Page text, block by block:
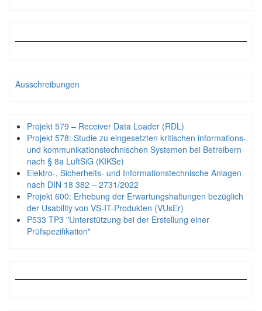
Ausschreibungen
Projekt 579 – Receiver Data Loader (RDL)
Projekt 578: Studie zu eingesetzten kritischen informations-
und kommunikationstechnischen Systemen bei Betreibern
nach § 8a LuftSiG (KIKSe)
Elektro-, Sicherheits- und Informationstechnische Anlagen
nach DIN 18 382 – 2731/2022
Projekt 600: Erhebung der Erwartungshaltungen bezüglich
der Usability von VS-IT-Produkten (VUsEr)
P533 TP3 "Unterstützung bei der Erstellung einer
Prüfspezifikation"